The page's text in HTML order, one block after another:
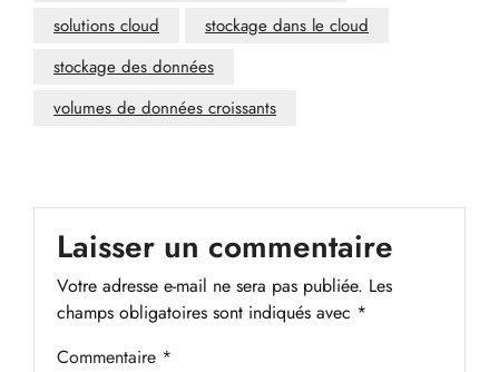
solutions cloud
stockage dans le cloud
stockage des données
volumes de données croissants
Laisser un commentaire
Votre adresse e-mail ne sera pas publiée. Les
champs obligatoires sont indiqués avec *
Commentaire *